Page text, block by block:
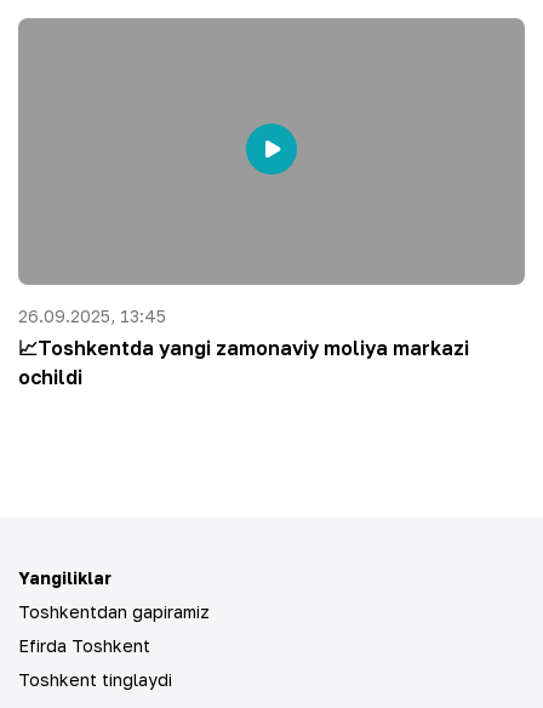
26.09.2025, 13:45
📈Toshkentda yangi zamonaviy moliya markazi
ochildi
Yangiliklar
Toshkentdan gapiramiz
Efirda Toshkent
Toshkent tinglaydi